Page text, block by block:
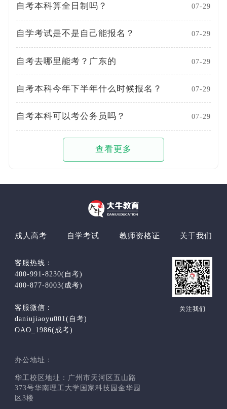
自考本科算全日制吗？ 07-29
自学考试是不是自己能报名？ 07-29
自考去哪里能考？广东的 07-29
自考本科今年下半年什么时候报名？ 07-29
自考本科可以考公务员吗？ 07-29
查看更多
成人高考 自学考试 教师资格证 关于我们
客服热线：
400-991-8230(自考)
400-877-8003(成考)
客服微信：
daniujiaoyu001(自考)
OAO_1986(成考)
办公地址：
华工校区地址：广州市天河区五山路
373号华南理工大学国家科技园金华园
区3楼
关注我们